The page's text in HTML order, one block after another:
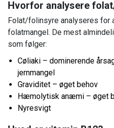
Hvorfor analysere
Folat/folinsyre analyseres for
folatmangel. De mest
som følger:
Cøliaki – dominerende
jernmangel
Graviditet – øget behov
Hæmolytisk anæmi – øget
Nyresvigt